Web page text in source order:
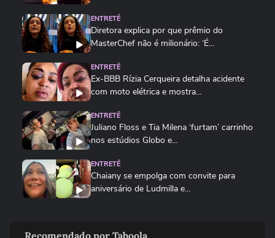
ENTRETÊ
Diretora explica por que prêmio do
MasterChef não é milionário: ‘É...
ENTRETÊ
Ex-BBB Rízia Cerqueira detalha acidente
com moto elétrica e mostra...
ENTRETÊ
Juliano Floss e Tia Milena ‘furtam’ carrinho
nos estúdios Globo e...
ENTRETÊ
Chaiany se empolga com convite para
aniversário de Ludmilla e...
Recomendado por Taboola